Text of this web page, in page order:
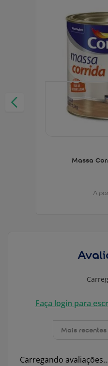
Massa
A
Faça login para
Mais recentes
Carregando avaliações…